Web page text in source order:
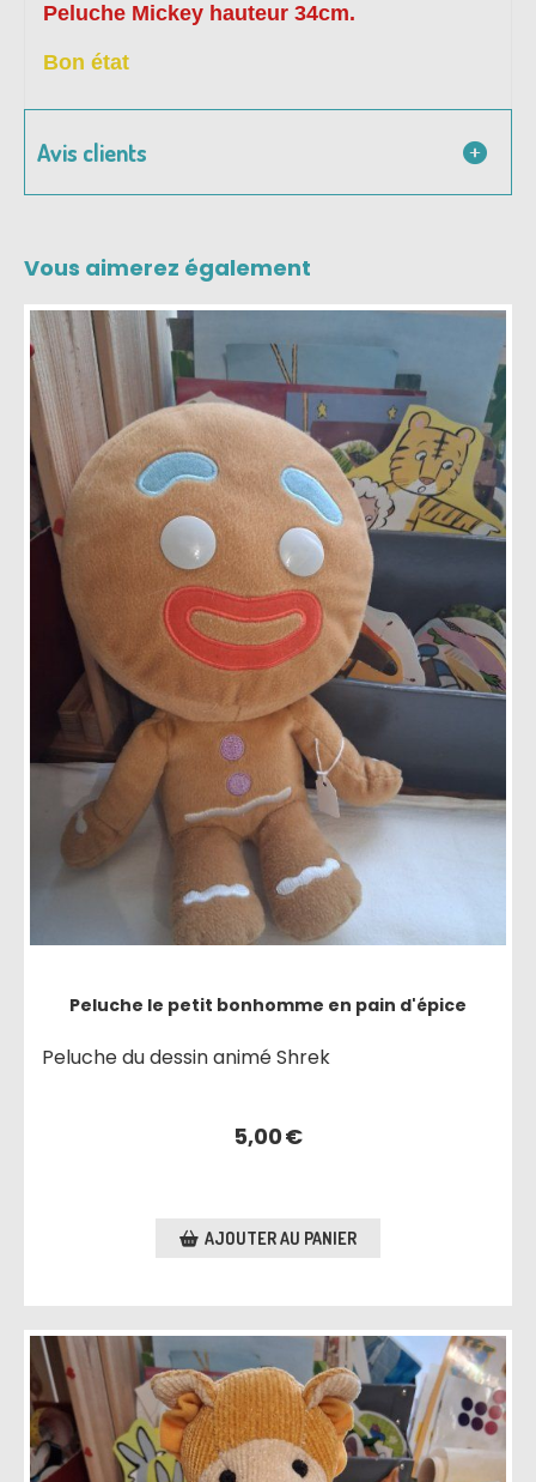
Peluche Mickey hauteur 34cm.
Bon état
Avis clients
Vous aimerez également
Peluche le petit bonhomme en pain d'épice
Peluche du dessin animé Shrek
5,00€
AJOUTER AU PANIER